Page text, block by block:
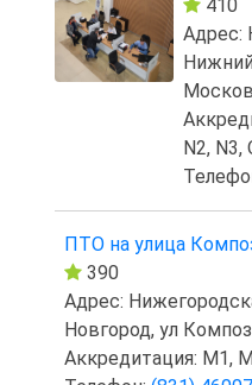
410
Адрес:
N2, N3,
ПТО на улица
390
Адрес:
Новгород, ул
Аккредитация: M1,